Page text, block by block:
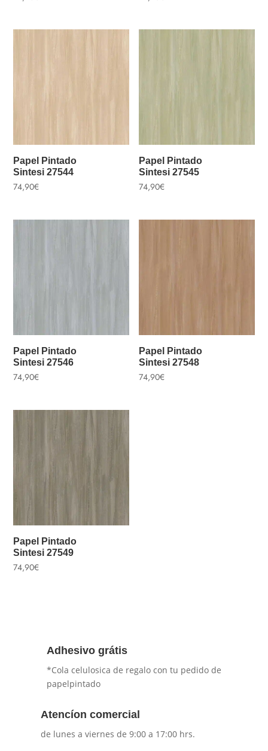
Papel Pintado
Sintesi 27544
74,90€
Papel Pintado
Sintesi 27545
74,90€
Papel Pintado
Sintesi 27546
74,90€
Papel Pintado
Sintesi 27548
74,90€
Papel Pintado
Sintesi 27549
74,90€
Adhesivo grátis
*Cola celulosica de regalo con tu pedido de
papelpintado
Atencíon comercial
de lunes a viernes de 9:00 a 17:00 hrs.